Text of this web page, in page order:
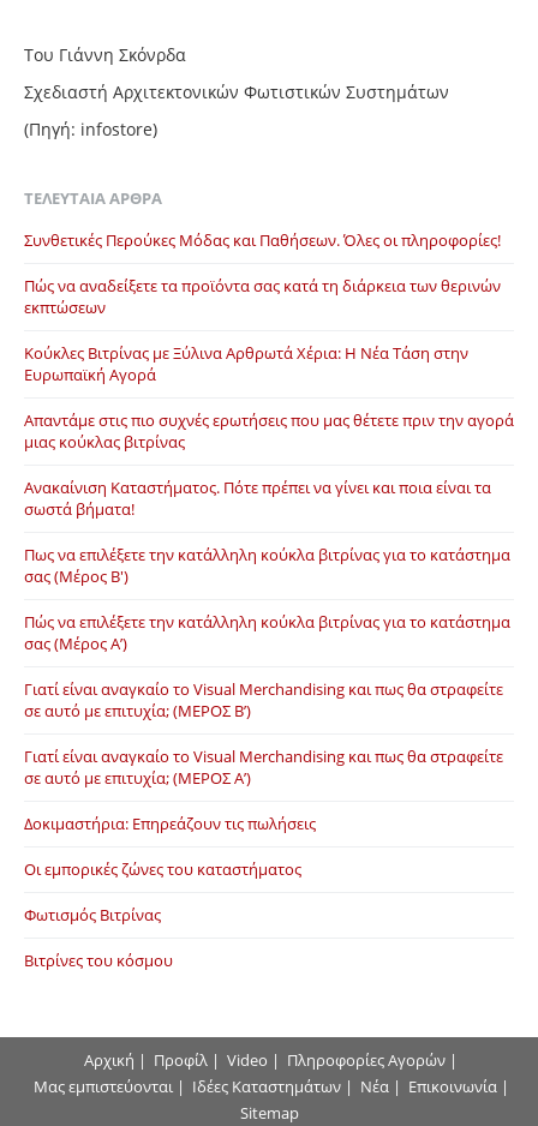
Του Γιάννη Σκόνρδα
Σχεδιαστή Αρχιτεκτονικών Φωτιστικών Συστημάτων
(Πηγή: infostore)
ΤΕΛΕΥΤΑΊΑ ΆΡΘΡΑ
Συνθετικές Περούκες Μόδας και Παθήσεων. Όλες οι πληροφορίες!
Πώς να αναδείξετε τα προϊόντα σας κατά τη διάρκεια των θερινών
εκπτώσεων
Κούκλες Βιτρίνας με Ξύλινα Αρθρωτά Χέρια: Η Νέα Τάση στην
Ευρωπαϊκή Αγορά
Απαντάμε στις πιο συχνές ερωτήσεις που μας θέτετε πριν την αγορά
μιας κούκλας βιτρίνας
Ανακαίνιση Καταστήματος. Πότε πρέπει να γίνει και ποια είναι τα
σωστά βήματα!
Πως να επιλέξετε την κατάλληλη κούκλα βιτρίνας για το κατάστημα
σας (Μέρος Β')
Πώς να επιλέξετε την κατάλληλη κούκλα βιτρίνας για το κατάστημα
σας (Μέρος Α’)
Γιατί είναι αναγκαίο το Visual Merchandising και πως θα στραφείτε
σε αυτό με επιτυχία; (ΜΕΡΟΣ Β’)
Γιατί είναι αναγκαίο το Visual Merchandising και πως θα στραφείτε
σε αυτό με επιτυχία; (ΜΕΡΟΣ Α’)
Δοκιμαστήρια: Επηρεάζουν τις πωλήσεις
Οι εμπορικές ζώνες του καταστήματος
Φωτισμός Βιτρίνας
Βιτρίνες του κόσμου
Αρχική | Προφίλ | Video | Πληροφορίες Αγορών |
Μας εμπιστεύονται| Ιδέες Καταστημάτων| Νέα| Επικοινωνία|
Sitemap